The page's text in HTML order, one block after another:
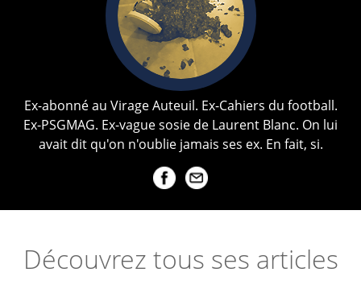
Ex-abonné au Virage Auteuil. Ex-Cahiers du football.
Ex-PSGMAG. Ex-vague sosie de Laurent Blanc. On lui
avait dit qu'on n'oublie jamais ses ex. En fait, si.
Découvrez tous ses articles